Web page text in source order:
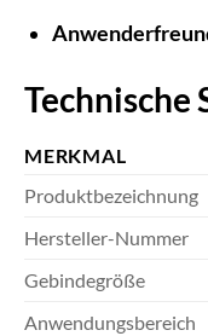
MERKMAL
Produktbezeichnung
Hersteller-Nummer
Gebindegröße
Anwendungsbereich